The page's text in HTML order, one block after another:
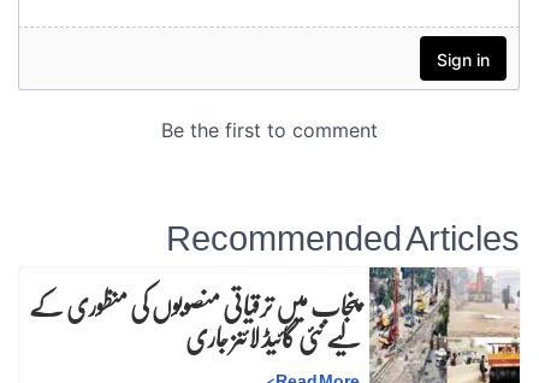
Recommended Articles
پنجاب میں ترقیاتی منصوبوں کی منظوری کے
لیے نئی گائیڈ لائنز جاری